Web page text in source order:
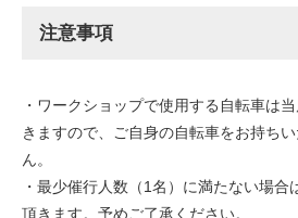
注意事項
・ワークショップで使用する自転車は
きますので、ご自身の自転車をお持ち
ん。
・最少催行人数（1名）に満たない場合
頂きます。予めご了承ください。